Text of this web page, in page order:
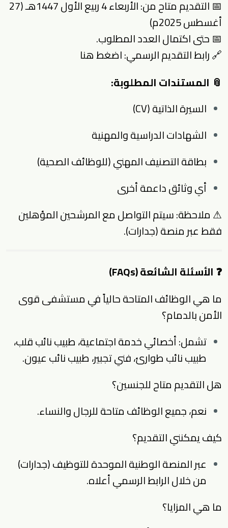
📅 التقديم متاح من: الأربعاء 4 ربيع الأول 1447هـ (27
أغسطس 2025م)
📅 حتى اكتمال العدد المطلوب.
🔗 رابط التقديم الرسمي:اضغط هنا
📎 المستندات المطلوبة:
السيرة الذاتية (CV)
الشهادات الدراسية والمهنية
بطاقة التصنيف المهني (للوظائف الصحية)
أي وثائق داعمة أخرى
⚠ ملاحظة: سيتم التواصل مع المرشحين المؤهلين
فقط عبر منصة (جدارات).
❓ الأسئلة الشائعة (FAQs)
ما هي الوظائف المتاحة حالياً في مستشفى قوى
الأمن بالدمام؟
تشمل: أخصائي خدمة اجتماعية، طبيب نائب قلب،
طبيب نائب طوارئ، فني تجبير، طبيب نائب عيون.
هل التقديم متاح للجنسين؟
نعم، جميع الوظائف متاحة للرجال والنساء.
كيف يمكنني التقديم؟
عبر المنصة الوطنية الموحدة للتوظيف (جدارات)
من خلال الرابط الرسمي أعلاه.
ما هي المزايا؟